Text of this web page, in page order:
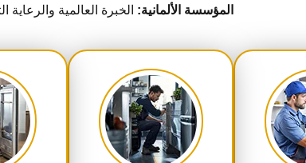
المؤسسة الألمانية: الخبرة العالمية